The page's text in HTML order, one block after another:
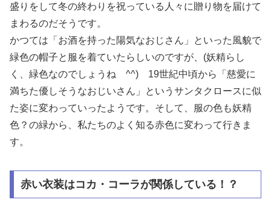
盛りをして冬の終わりを祝っている人々に贈り物を届けて
まわるのだそうです。
かつては「お酒を持った陽気なおじさん」といった風貌で
緑色の帽子と服を着ていたらしいのですが、(妖精らし
く、緑色なのでしょうね ^^) 19世紀中頃から「慈愛に
満ちた優しそうなおじいさん」というサンタクロースに似
た姿に変わっていったようです。そして、服の色も妖精
色？の緑から、私たちのよく知る赤色に変わって行きま
す。
赤い衣装はコカ・コーラが関係している！？